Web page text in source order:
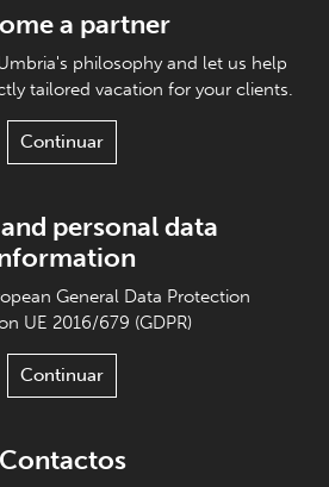
a partner
philosophy and let us help
tailored vacation for your clients.
Continuar
personal data
General Data Protection
UE 2016/679 (GDPR)
Continuar
Contactos